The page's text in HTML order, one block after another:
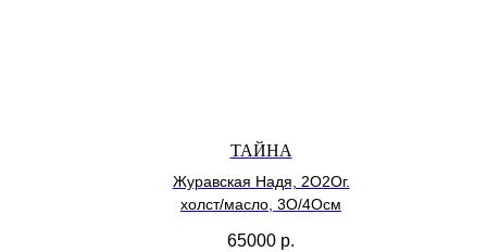
ТАЙНА
Журавская Надя, 2О2Ог.
холст/масло, 3О/4Осм
65000 р.